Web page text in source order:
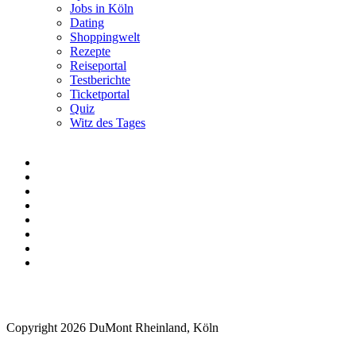
Jobs in Köln
Dating
Shoppingwelt
Rezepte
Reiseportal
Testberichte
Ticketportal
Quiz
Witz des Tages
Copyright 2026 DuMont Rheinland, Köln